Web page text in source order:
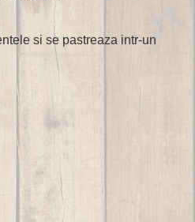
si se pastreaza intr-un